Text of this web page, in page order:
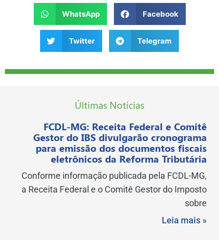
WhatsApp Facebook
Twitter Telegram
Últimas Notícias
FCDL-MG: Receita Federal e Comitê
Gestor do IBS divulgarão cronograma
para emissão dos documentos fiscais
eletrônicos da Reforma Tributária
Conforme informação publicada pela FCDL-MG,
a Receita Federal e o Comitê Gestor do Imposto
sobre
Leia mais »